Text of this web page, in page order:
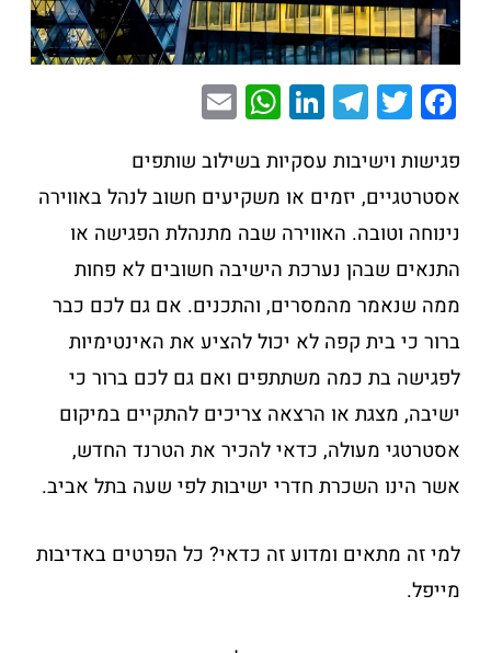
F
a
c
e
b
o
o
k
T
wi
tt
er
T
el
e
gr
a
m
Li
n
k
e
dI
n
W
h
at
s
A
p
p
ai
l
פגישות וישיבות עסקיות בשילוב שותפים
אסטרטגיים, יזמים או משקיעים חשוב לנהל באווירה
נינוחה וטובה. האווירה שבה מתנהלת הפגישה או
התנאים שבהן נערכת הישיבה חשובים לא פחות
ממה שנאמר מהמסרים, והתכנים. אם גם לכם כבר
ברור כי בית קפה לא יכול להציע את האינטימיות
לפגישה בת כמה משתתפים ואם גם לכם ברור כי
ישיבה, מצגת או הרצאה צריכים להתקיים במיקום
אסטרטגי מעולה, כדאי להכיר את הטרנד החדש,
אשר הינו השכרת חדרי ישיבות לפי שעה בתל אביב.
למי זה מתאים ומדוע זה כדאי? כל הפרטים באדיבות
מייפל.